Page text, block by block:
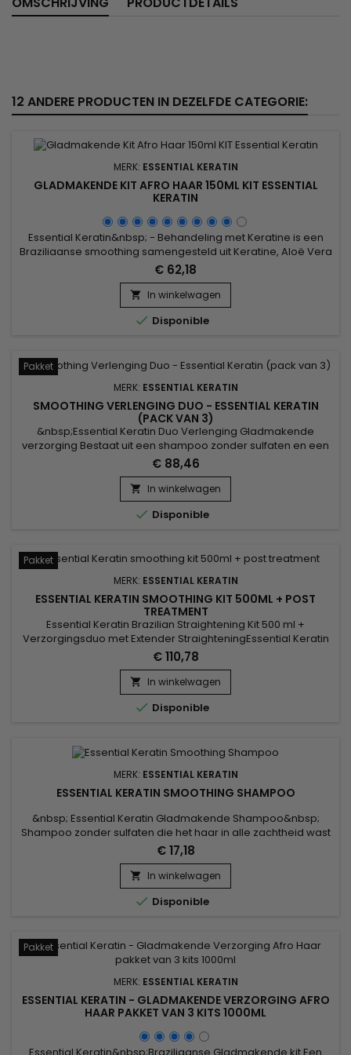
12 ANDERE PRODUCTEN IN DEZELFDE CATEGORIE:
MERK: ESSENTIAL KERATIN
GLADMAKENDE KIT AFRO HAAR 150ML KIT ESSENTIAL
KERATIN
Essential Keratin&nbsp; - Behandeling met Keratine is een
Braziliaanse smoothing samengesteld uit Keratine, Aloë Vera
en Macadamia olie aan het haar van de cortex herstellen en
het haar glad gedurende 3-5 maanden.&nbsp; Het
vergemakkelijkt de styling en vermindert de tijd droog te
blazen, stopt de val verwijderde de vork voor een haar zacht,
glanzend,...
€ 62,18
 In winkelwagen
 Disponible
Pakket
MERK: ESSENTIAL KERATIN
SMOOTHING VERLENGING DUO - ESSENTIAL KERATIN
(PACK VAN 3)
&nbsp;Essential Keratin Duo Verlenging Gladmakende
verzorging Bestaat uit een shampoo zonder sulfaten en een
balsem met keratine en zijdeproteïnen.&nbsp; Het duo
Essential Keratin is een verzorging om het gladmakende
effect te verlengen en te vergroten, en beschermt en voedt
het haar.&nbsp; Het is rijk aan 10 oliën en keratine en
benadrukt de effecten...
€ 88,46
 In winkelwagen
 Disponible
Pakket
MERK: ESSENTIAL KERATIN
ESSENTIAL KERATIN SMOOTHING KIT 500ML + POST
TREATMENT
Essential Keratin Brazilian Straightening Kit 500 ml +
Verzorgingsduo met Extender StraighteningEssential Keratin
Brazilian Straightening Kit 500 ml bevat een sulfaatvrije
shampoo en een conditioner met keratine en
zijdeproteïnen.&nbsp; Dit Essential Keratin verzorgingsduo
versterkt het straightening effect en beschermt en voedt het
haar intensief.Rijk...
€ 110,78
 In winkelwagen
 Disponible
MERK: ESSENTIAL KERATIN
ESSENTIAL KERATIN SMOOTHING SHAMPOO
&nbsp; Essential Keratin Gladmakende Shampoo&nbsp;
Shampoo zonder sulfaten die het haar in alle zachtheid wast
en voedt.&nbsp; Deze zeer zachte formule werd verrijkt met
keratine en zijdeproteïnen en revitaliseert, hydrateert en
ontwart het haar.&nbsp; Maakt het haar ongelooflijk
glanzend en zijdezacht. Ideaal om uw Braziliaanse
gladmakende verzorging...
€ 17,18
 In winkelwagen
 Disponible
Pakket
MERK: ESSENTIAL KERATIN
ESSENTIAL KERATIN - GLADMAKENDE VERZORGING AFRO
HAAR PAKKET VAN 3 KITS 1000ML
Essential Keratin&nbsp;Braziliaanse Gladmakende kit Een